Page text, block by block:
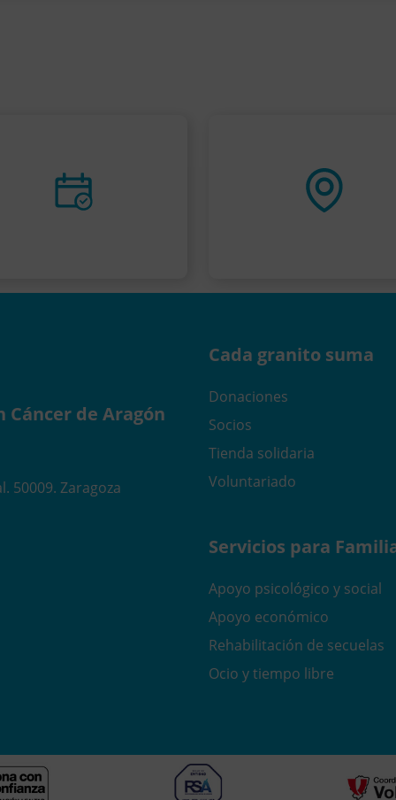
Cáncer de Aragón
50009. Zaragoza
Cada granito suma
Donaciones
Socios
Tienda solidaria
Voluntariado
Servicios para
Apoyo psicológico y social
Apoyo económico
Rehabilitación de secuelas
Ocio y tiempo libre